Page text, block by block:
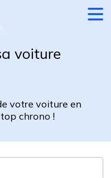
voiture
votre voiture en
chrono !